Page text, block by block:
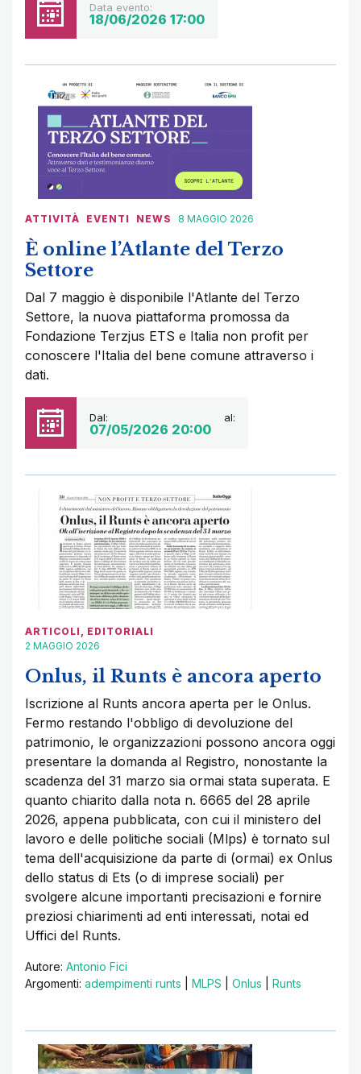
Data evento:
18/06/2026 17:00
ATTIVITÀ EVENTI NEWS 8 MAGGIO 2026
È online l’Atlante del Terzo
Settore
Dal 7 maggio è disponibile l'Atlante del Terzo
Settore, la nuova piattaforma promossa da
Fondazione Terzjus ETS e Italia non profit per
conoscere l'Italia del bene comune attraverso i
dati.
Dal:
07/05/2026 20:00
al:
ARTICOLI , EDITORIALI
2 MAGGIO 2026
Onlus, il Runts è ancora aperto
Iscrizione al Runts ancora aperta per le Onlus.
Fermo restando l'obbligo di devoluzione del
patrimonio, le organizzazioni possono ancora oggi
presentare la domanda al Registro, nonostante la
scadenza del 31 marzo sia ormai stata superata. E
quanto chiarito dalla nota n. 6665 del 28 aprile
2026, appena pubblicata, con cui il ministero del
lavoro e delle politiche sociali (Mlps) è tornato sul
tema dell'acquisizione da parte di (ormai) ex Onlus
dello status di Ets (o di imprese sociali) per
svolgere alcune importanti precisazioni e fornire
preziosi chiarimenti ad enti interessati, notai ed
Uffici del Runts.
Autore: Antonio Fici
Argomenti: adempimenti runts MLPS Onlus Runts